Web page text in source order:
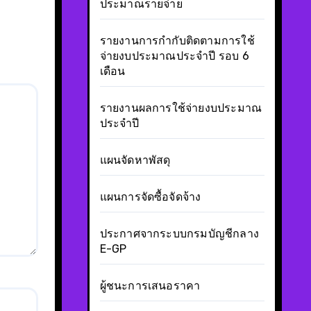
ประมาณรายจ่าย
รายงานการกำกับติดตามการใช้
จ่ายงบประมาณประจำปี รอบ 6
เดือน
รายงานผลการใช้จ่ายงบประมาณ
ประจำปี
แผนจัดหาพัสดุ
แผนการจัดซื้อจัดจ้าง
ประกาศจากระบบกรมบัญชีกลาง
E-GP
ผู้ชนะการเสนอราคา